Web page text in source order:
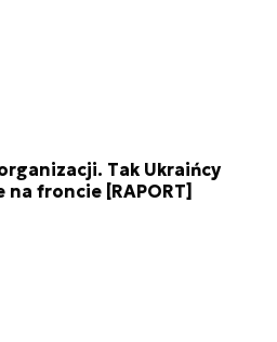
Tak Ukraińcy
froncie [RAPORT]